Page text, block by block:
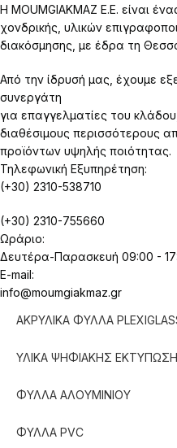
Η MOUMGIAKMAZ E.E. είναι
χονδρικής, υλικών
διακόσμησης, με έδρα τη
Από την ίδρυσή μας, έχουμε
συνεργάτη
για επαγγελματίες του
διαθέσιμους περισσότερους
προϊόντων υψηλής ποιότητας.
Τηλεφωνική Εξυπηρέτηση:
(+30) 2310-538710
(+30) 2310-755660
Ωράριο:
Δευτέρα-Παρασκευή 09:00 -
E-mail:
info@moumgiakmaz.gr
ΑΚΡΥΛΙΚΑ ΦΥΛΛΑ
ΥΛΙΚΑ ΨΗΦΙΑΚΗΣ
ΦΥΛΛΑ ΑΛΟΥΜΙΝΙΟΥ
ΦΥΛΛΑ PVC